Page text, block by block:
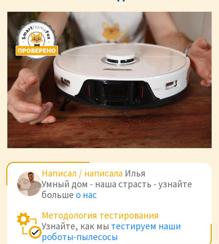
Написал / написала Илья
Умный дом - наша страсть - узнайте
больше о нас
Методология тестирования
Узнайте, как мы тестируем наши
роботы-пылесосы